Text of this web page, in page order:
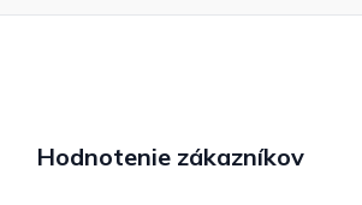
Hodnotenie zákazníkov